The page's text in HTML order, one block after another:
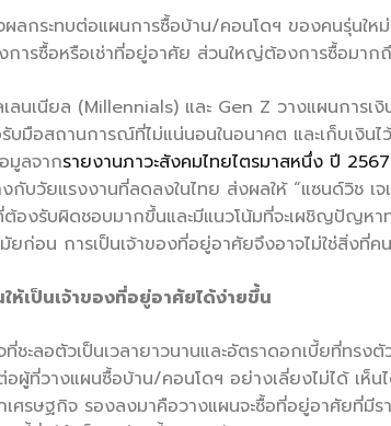
ผลกระทบต่อแผนการซื้อบ้าน/คอนโดฯ ของคนรุ่น
การซื้อหรือเช่าที่อยู่อาศัย ส่วนใหญ่ต้องการซื้อมาก
นเนียล (Millennials) และ Gen Z วางแผนการเ
บมือสถานการณ์ที่ไม่แน่นอนในอนาคต และเก็บเงิ
มูลจากรายงานภาวะสังคมไทยไตรมาสหนึ่ง ปี
บวัยแรงงานที่ลดลงในไทย ส่งผลให้ “แซนด์วิช
งรับผิดชอบมากขึ้นและมีแนวโน้มที่จะเผชิญปัญหา
ยก่อน การเป็นเจ้าของที่อยู่อาศัยจึงอาจไม่ใช่สิ่ง
เป็นเจ้าของที่อยู่อาศัยได้ง่ายขึ้น
ที่ชะลอตัวเป็นเวลายาวนานและอัตราดอกเบี้ยที่ทร
ผู้ที่วางแผนซื้อบ้าน/คอนโดฯ อย่างเลี่ยงไม่ได้ เห็
เศรษฐกิจ รองลงมาคือวางแผนจะซื้อที่อยู่อาศัยที่มี